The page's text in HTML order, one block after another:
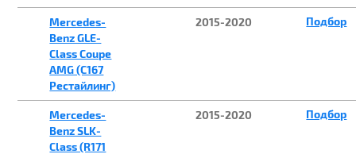
Mercedes-
Benz GLE-
Class Coupe
AMG (С167
Рестайлинг)
2015-2020 Подбор
Mercedes-
Benz SLK-
Class (R171
2015-2020 Подбор